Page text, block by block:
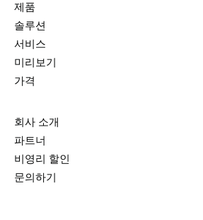
제품
솔루션
서비스
미리보기
가격
회사 소개
파트너
비영리 할인
문의하기